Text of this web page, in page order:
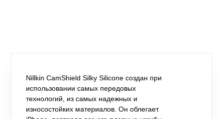
Nillkin CamShield Silky Silicone создан при
использовании самых передовых
технологий, из самых надежных и
износостойких материалов. Он облегает